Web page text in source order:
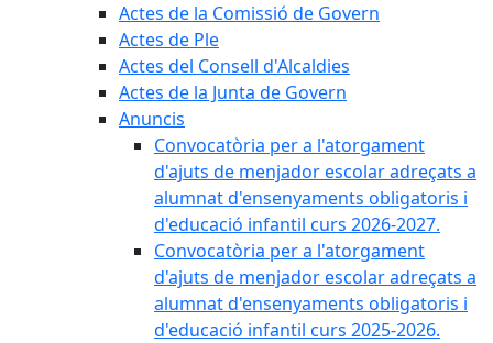
Actes de la Comissió de Govern
Actes de Ple
Actes del Consell d'Alcaldies
Actes de la Junta de Govern
Anuncis
Convocatòria per a l'atorgament
d'ajuts de menjador escolar adreçats a
alumnat d'ensenyaments obligatoris i
d'educació infantil curs 2026-2027.
Convocatòria per a l'atorgament
d'ajuts de menjador escolar adreçats a
alumnat d'ensenyaments obligatoris i
d'educació infantil curs 2025-2026.